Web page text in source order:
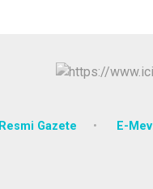
Resmi Gazete E-